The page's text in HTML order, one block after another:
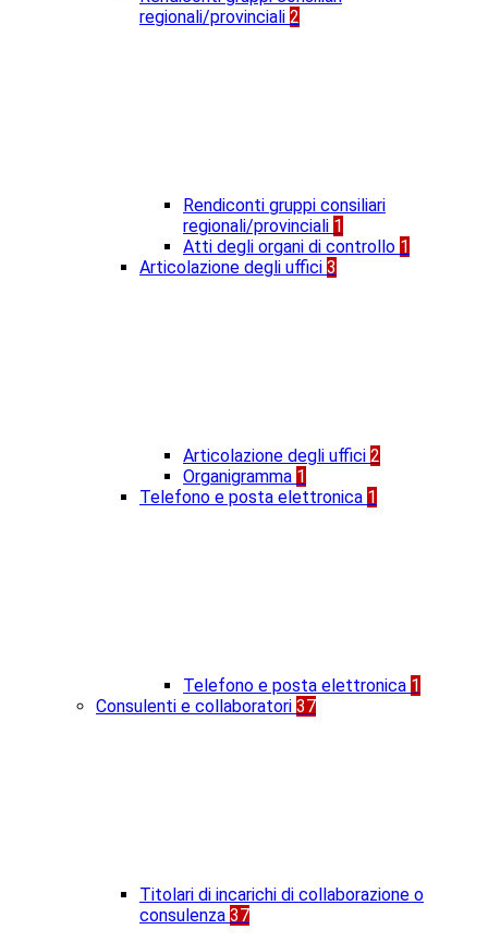
regionali/provinciali 2
Rendiconti gruppi consiliari
regionali/provinciali 1
Atti degli organi di controllo 1
Articolazione degli uffici 3
Articolazione degli uffici 2
Organigramma 1
Telefono e posta elettronica 1
Telefono e posta elettronica 1
Consulenti e collaboratori 37
Titolari di incarichi di collaborazione o
consulenza 37